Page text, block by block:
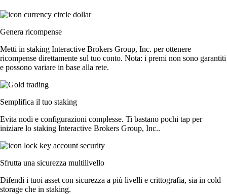
Genera ricompense
Metti in staking Interactive Brokers Group, Inc. per ottenere
ricompense direttamente sul tuo conto. Nota: i premi non sono garantiti
e possono variare in base alla rete.
Semplifica il tuo staking
Evita nodi e configurazioni complesse. Ti bastano pochi tap per
iniziare lo staking Interactive Brokers Group, Inc..
Sfrutta una sicurezza multilivello
Difendi i tuoi asset con sicurezza a più livelli e crittografia, sia in cold
storage che in staking.